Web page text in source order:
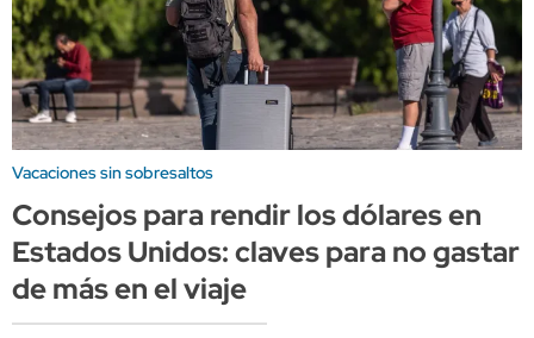
Vacaciones sin sobresaltos
Consejos para rendir los dólares en
Estados Unidos: claves para no gastar
de más en el viaje